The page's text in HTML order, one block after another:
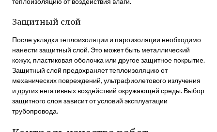
Защитный слой
После укладки теплоизоляции и пароизоляции необходимо
нанести защитный слой. Это может быть металлический
кожух, пластиковая оболочка или другое защитное покрытие.
Защитный слой предохраняет теплоизоляцию от
механических повреждений, ультрафиолетового излучения
и других негативных воздействий окружающей среды. Выбор
защитного слоя зависит от условий эксплуатации
трубопровода.